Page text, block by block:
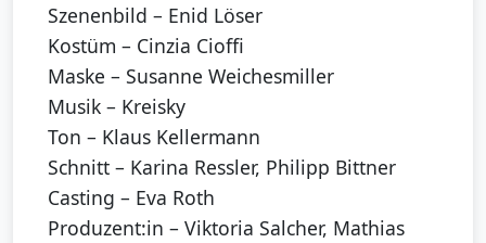
Szenenbild – Enid Löser
Kostüm – Cinzia Cioffi
Maske – Susanne Weichesmiller
Musik – Kreisky
Ton – Klaus Kellermann
Schnitt – Karina Ressler, Philipp Bittner
Casting – Eva Roth
Produzent:in – Viktoria Salcher, Mathias